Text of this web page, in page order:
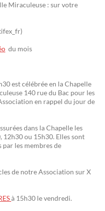
Miraculeuse : sur votre
du mois
est célébrée en la Chapelle
140 rue du Bac pour les
en rappel du jour de
dans la Chapelle les
12h30 ou 15h30. Elles sont
les membres de
de notre Association sur X
à 15h30 le vendredi.